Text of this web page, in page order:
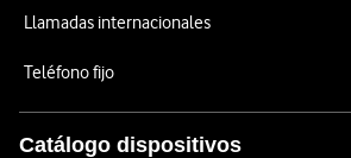
Llamadas internacionales
Teléfono fijo
Catálogo dispositivos